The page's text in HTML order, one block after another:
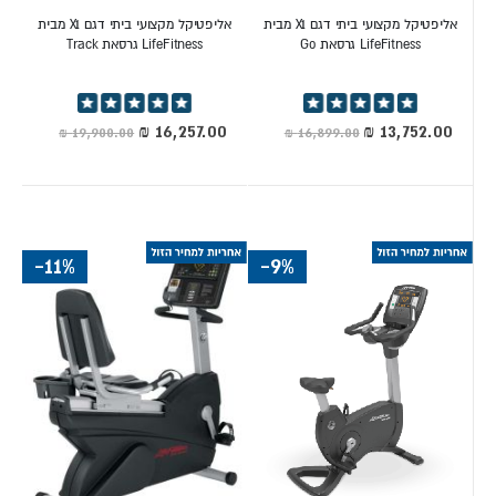
רוב הצגים המודרניים (כמו סדרת Track Connect) כוללים חיבור
אליפטיקל מקצועי ביתי דגם X1 מבית
LifeFitness גרסאת Go
דירוג:
‏16,899.00 ₪ מחיר
מיוחד
אליפטיקל מקצועי ביתי דגם X1 מבית
LifeFitness גרסאת Track
דירוג:
מחיר
מיוחד
-9%
-11%